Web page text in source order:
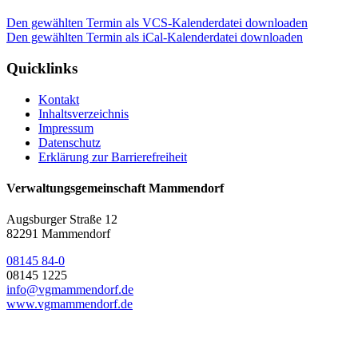
Den gewählten Termin als VCS-Kalenderdatei downloaden
Den gewählten Termin als iCal-Kalenderdatei downloaden
Quicklinks
Kontakt
Inhaltsverzeichnis
Impressum
Datenschutz
Erklärung zur Barrierefreiheit
Verwaltungsgemeinschaft Mammendorf
Augsburger Straße 12
82291 Mammendorf
08145 84-0
08145 1225
info@vgmammendorf.de
www.vgmammendorf.de